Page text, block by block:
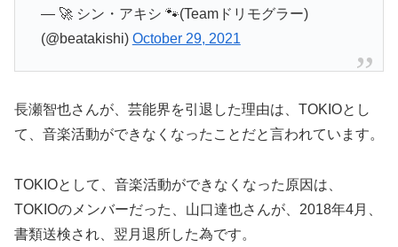
— 🚀 シン・アキシ 🐾(Teamドリモグラー)
(@beatakishi) October 29, 2021
長瀬智也さんが、芸能界を引退した理由は、TOKIOとし
て、音楽活動ができなくなったことだと言われています。
TOKIOとして、音楽活動ができなくなった原因は、
TOKIOのメンバーだった、山口達也さんが、2018年4月、
書類送検され、翌月退所した為です。